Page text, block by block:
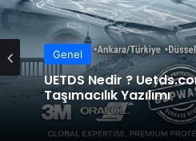
Genel
UETDS Nedir ?
Taşımacılık Yazılımı